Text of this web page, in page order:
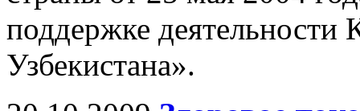
поддержке
Узбекистана».